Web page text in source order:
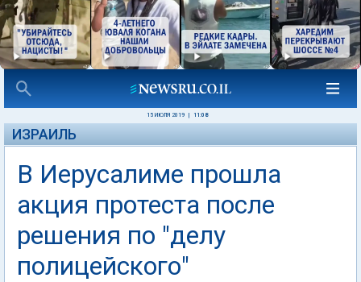
15 ИЮЛЯ 2019 11:08
ИЗРАИЛЬ
В Иерусалиме прошла
акция протеста после
решения по "делу
полицейского"